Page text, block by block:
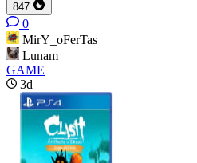
847
0
MirY_oFerTas
Lunam
GAME
3d